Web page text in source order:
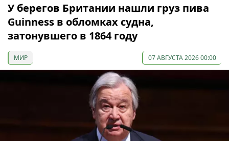
У берегов Британии нашли груз пива
Guinness в обломках судна,
затонувшего в 1864 году
МИР 07 АВГУСТА 2026 00:00